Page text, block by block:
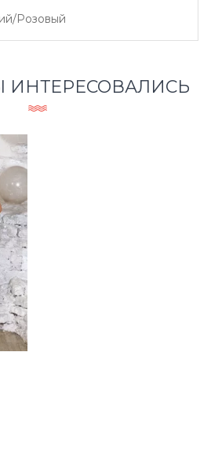
Розовый
ИНТЕРЕСОВАЛИСЬ